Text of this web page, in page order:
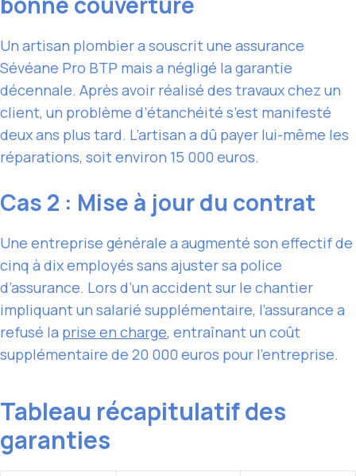
Un artisan plombier a souscrit une assurance
Sévéane Pro BTP mais a négligé la garantie
décennale. Après avoir réalisé des travaux chez un
client, un problème d’étanchéité s’est manifesté
deux ans plus tard. L’artisan a dû payer lui-même les
réparations, soit environ 15 000 euros.
Cas 2 : Mise à jour du contrat
Une entreprise générale a augmenté son effectif de
cinq à dix employés sans ajuster sa police
d’assurance. Lors d’un accident sur le chantier
impliquant un salarié supplémentaire, l’assurance a
refusé la prise en charge, entraînant un coût
supplémentaire de 20 000 euros pour l’entreprise.
Tableau récapitulatif des
garanties